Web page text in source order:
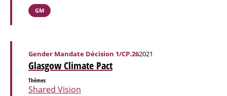
GM
Glasgow Climate Pact
Gender Mandate Décision 1/CP.262021
Thèmes
Shared Vision